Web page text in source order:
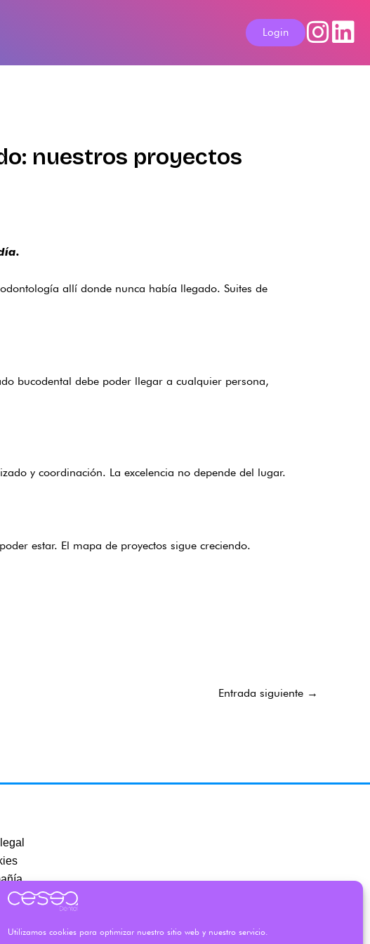
Utilizamos cookies para optimizar nuestro sitio web y nuestro servicio.
Login
nuestros proyectos
allí donde nunca había llegado. Suites de
bucodental debe poder llegar a cualquier persona,
y coordinación. La excelencia no depende del lugar.
estar. El mapa de proyectos sigue creciendo.
Entrada siguiente →